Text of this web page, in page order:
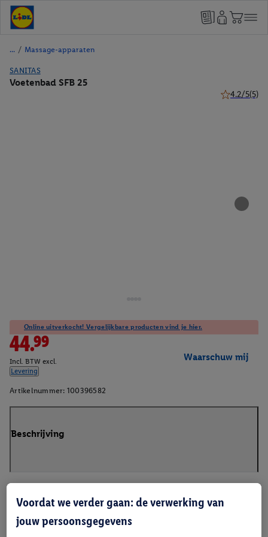
/ Massage-apparaten
SANITAS
Voetenbad SFB 25
4.2/5(5)
Online uitverkocht! Vergelijkbare producten vind je hier.
44.99
Incl. BTW excl.
Levering
Waarschuw mij
Artikelnummer: 100396582
Beschrijving
Voordat we verder gaan: de verwerking van
jouw persoonsgegevens